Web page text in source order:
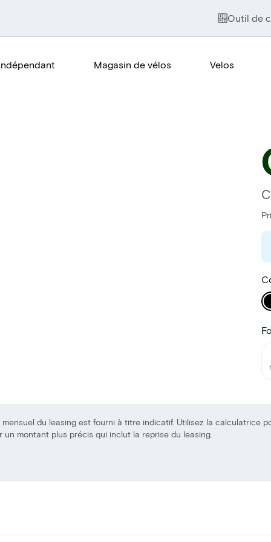
Outil de
Magasin de vélos Velos
mensuel du leasing est fourni à titre indicatif. Utilisez la calculatrice
un montant plus précis qui inclut la reprise du leasing.